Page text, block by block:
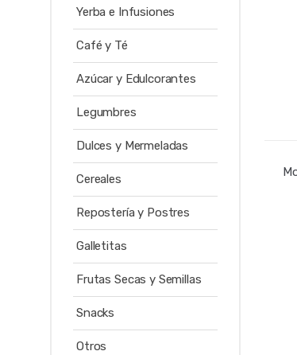
Yerba e Infusiones
Café y Té
Azúcar y Edulcorantes
Legumbres
Dulces y Mermeladas
Cereales
Repostería y Postres
Galletitas
Frutas Secas y Semillas
Snacks
Otros